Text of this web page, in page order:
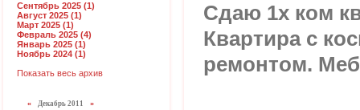
Сентябрь 2025 (1)
Август 2025 (1)
Март 2025 (1)
Февраль 2025 (4)
Январь 2025 (1)
Ноябрь 2024 (1)
Показать весь архив
«Декабрь 2011 »
Сдаю 1х ком
Квартира с
ремонтом.